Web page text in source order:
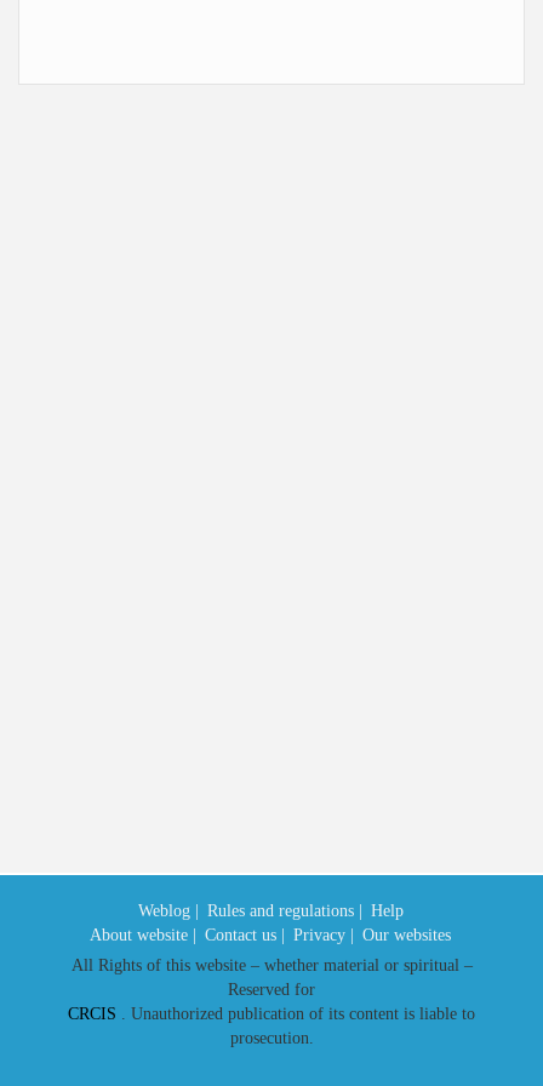
Weblog | Rules and regulations |
Help
About website |
Contact us | Privacy |
Our websites
All Rights of this website – whether material or spiritual –
Reserved for
CRCIS . Unauthorized publication of its content is liable to
prosecution.